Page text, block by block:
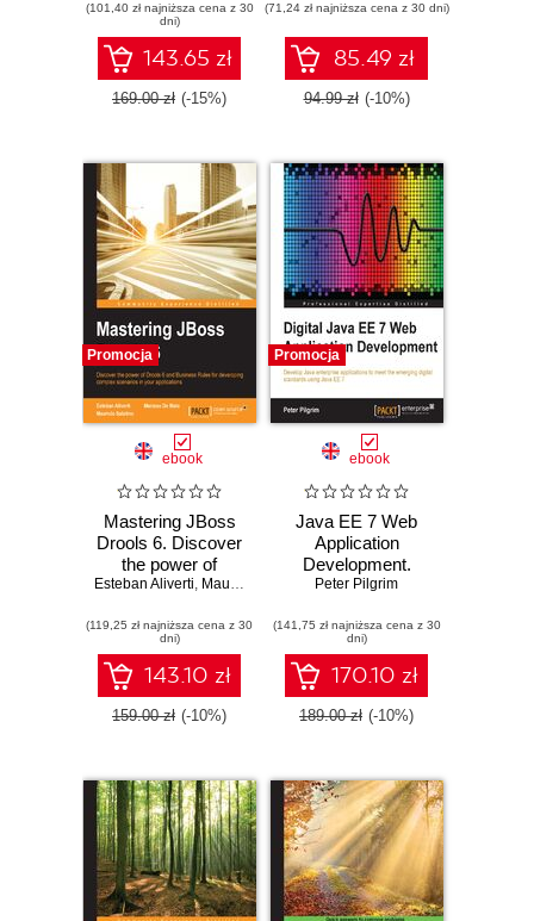
(101,40 zł najniższa cena z 30
dni)
143.65 zł
169.00 zł (-15%)
Relational Mapping
tool for your
Enterprise
application
(71,24 zł najniższa cena z 30 dni)
85.49 zł
94.99 zł (-10%)
Promocja
ebook
Mastering JBoss
Drools 6. Discover
the power of
Drools 6 and
developing
complex scenarios
in your applications
Esteban Aliverti, Mauricio Salatino ,Mariano De Maio
(119,25 zł najniższa cena z 30
dni)
143.10 zł
159.00 zł (-10%)
Promocja
ebook
Java EE 7 Web
Application
Development.
Develop Java
applications to
meet the emerging
digital standards
using Java EE 7
Peter Pilgrim
(141,75 zł najniższa cena z 30
dni)
170.10 zł
189.00 zł (-10%)